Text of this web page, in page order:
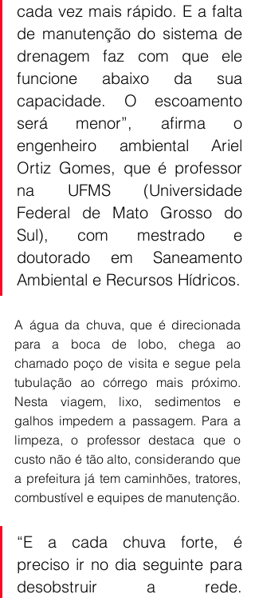
cada vez mais rápido. E a falta
de manutenção do sistema de
drenagem faz com que ele
funcione abaixo da sua
capacidade. O escoamento
será menor”, afirma o
engenheiro ambiental Ariel
Ortiz Gomes, que é professor
na UFMS (Universidade
Federal de Mato Grosso do
Sul), com mestrado e
doutorado em Saneamento
Ambiental e Recursos Hídricos.
A água da chuva, que é direcionada
para a boca de lobo, chega ao
chamado poço de visita e segue pela
tubulação ao córrego mais próximo.
Nesta viagem, lixo, sedimentos e
galhos impedem a passagem. Para a
limpeza, o professor destaca que o
custo não é tão alto, considerando que
a prefeitura já tem caminhões, tratores,
combustível e equipes de manutenção.
“E a cada chuva forte, é
preciso ir no dia seguinte para
desobstruir a rede.